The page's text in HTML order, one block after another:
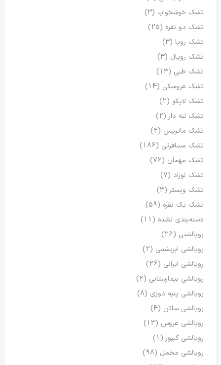
تشک خوشخواب (3)
تشک دو نفره (25)
تشک رویا (3)
تشک رویال (3)
تشک طبی (13)
تشک عروسکی (14)
تشک لایکو (2)
تشک لبه دار (2)
تشک ماتریس (2)
تشک مسافرتی (186)
تشک مهمان (76)
تشک نوزاد (7)
تشک ویستر (3)
تشک یک نفره (59)
دسته‌بندی نشده (11)
روبالشتی (26)
روبالشی ابریشمی (2)
روبالشی ایرانی (26)
روبالشی بیمارستانی (2)
روبالشی پنبه دوزی (8)
روبالشی ساتن (4)
روبالشی عروس (13)
روبالشی گیپور (1)
روبالشی مخمل (98)